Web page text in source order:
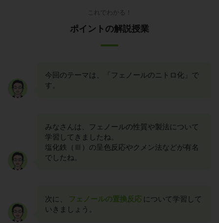
これでわかる！
ポイントの解説授業
今回のテーマは、「フェノールのニトロ化」で
す。
みなさんは、フェノールの性質や製法について
学習してきましたね。
塩化鉄（Ⅲ）の呈色反応やクメン法などが有名
でしたね。
次に、 フェノールの置換反応 について学習して
いきましょう。